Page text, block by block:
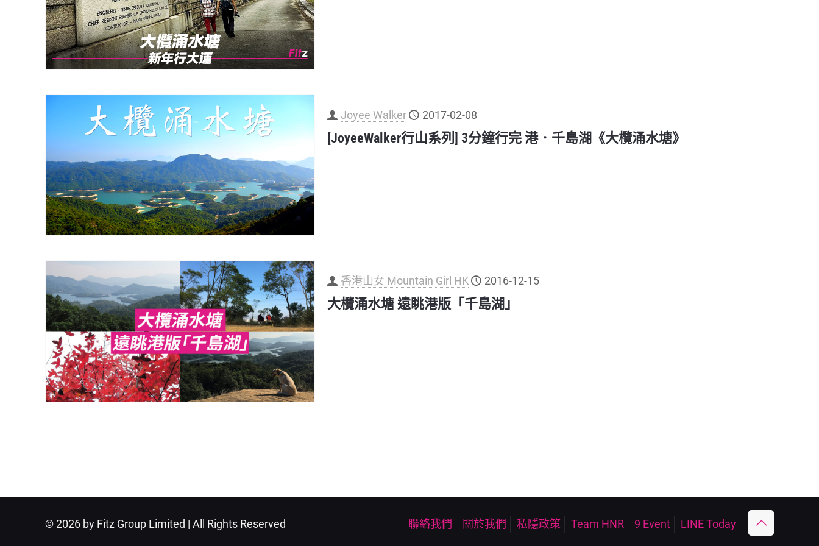
Joyee Walker 2017-02-08
[JoyeeWalker行山系列] 3分鐘行完 港．千島湖《大欖涌水塘》
香港山女 Mountain Girl HK 2016-12-15
大欖涌水塘 遠眺港版「千島湖」
© 2026 by Fitz Group Limited | All Rights Reserved 聯絡我們 關於我們 私隱政策 Team HNR 9 Event LINE Today